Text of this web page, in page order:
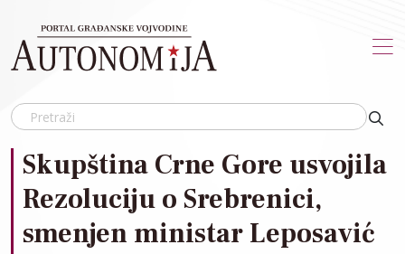
Skupština Crne Gore usvojila
Rezoluciju o Srebrenici,
smenjen ministar Leposavić